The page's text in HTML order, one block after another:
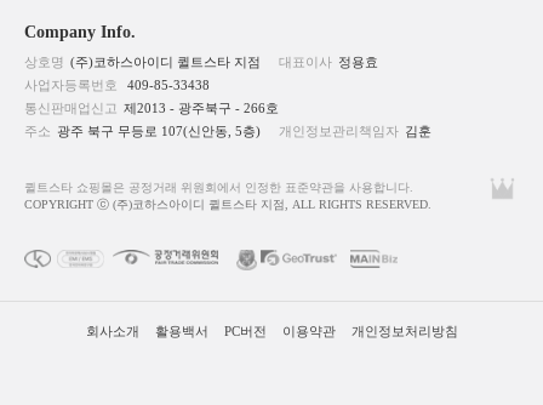
Company Info.
상호명 (주)코하스아이디 퀼트스타 지점 대표이사 정용효
사업자등록번호
409-85-33438
통신판매업신고 제2013 - 광주북구 - 266호
주소 광주 북구 무등로 107(신안동, 5층) 개인정보관리책임자 김훈
퀼트스타 쇼핑몰은 공정거래 위원회에서 인정한 표준약관을 사용합니다.
COPYRIGHT ⓒ (주)코하스아이디 퀼트스타 지점, ALL RIGHTS RESERVED.
회사소개 활용백서 PC버전 이용약관 개인정보처리방침